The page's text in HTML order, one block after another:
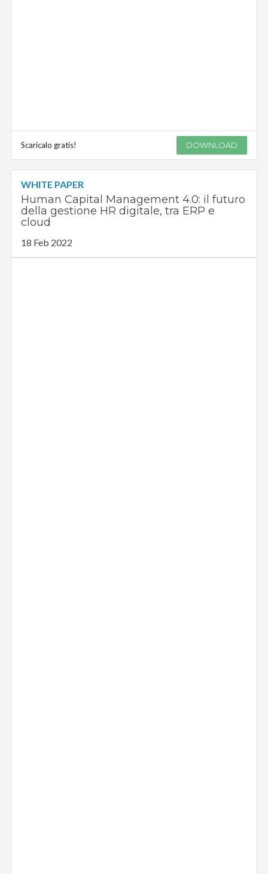
Scaricalo gratis! DOWNLOAD
WHITE PAPER
Human Capital Management 4.0: il futuro
della gestione HR digitale, tra ERP e
cloud
18 Feb 2022